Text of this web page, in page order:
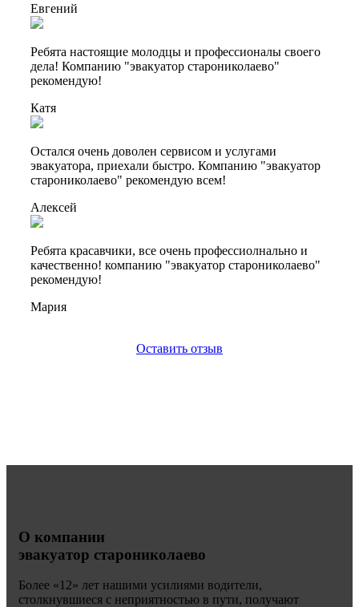
Евгений
Ребята настоящие молодцы и профессионалы своего
дела! Компанию "эвакуатор старониколаево"
рекомендую!
Катя
Остался очень доволен сервисом и услугами
эвакуатора, приехали быстро. Компанию "эвакуатор
старониколаево" рекомендую всем!
Алексей
Ребята красавчики, все очень профессиолнально и
качественно! компанию "эвакуатор старониколаево"
рекомендую!
Мария
Оставить отзыв
О компании
эвакуатор старониколаево
Более «12» лет нашими усилиями водители,
столкнувшиеся с неприятностью в пути, получают